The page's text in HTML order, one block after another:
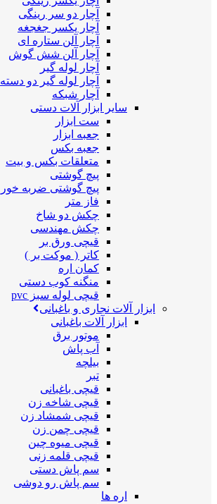
آچار دو سر رینگی
آچار یکسر جغجغه
آچار آلن ستاره ای
آچار آلن شش گوش
آچار لوله گیر
آچار لوله گیر دو دسته
آچار شبکه
سایر ابزار آلات دستی
ست ابزار
جعبه ابزار
جعبه بکس
متعلقات بکس و بیت
پیچ گوشتی
پیچ گوشتی ضربه خور
فاز متر
چکش دو شاخ
چکش مهندسی
قیچی ورق بر
کاتر ( موکت بر )
کمان اره
منگنه کوب دستی
قیچی لوله سبز pvc
ابزار آلات نجاری و باغبانی
ابزار آلات باغبانی
موتور برق
آب پاش
بیلچه
تبر
قیچی باغبانی
قیچی شاخه زن
قیچی شمشاد زن
قیچی چمن زن
قیچی میوه چین
قیچی قلمه زنی
سم پاش دستی
سم پاش رو دوشی
اره ها